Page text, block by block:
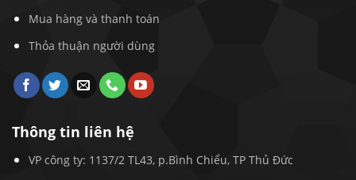
Mua hàng và thanh toán
Thỏa thuận người dùng
Thông tin liên hệ
VP công ty: 1137/2 TL43, p.Bình Chiểu, TP Thủ Đức